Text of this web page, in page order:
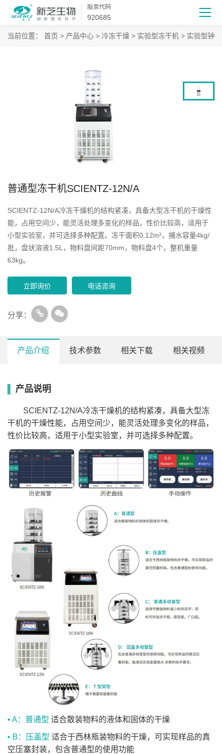
股票代码
920685
当前位置： 首页 > 产品中心 > 冷冻干燥 > 实验型冻干机 > 实验型钟
普通型冻干机SCIENTZ-12N/A
SCIENTZ-12N/A冷冻干燥机的结构紧凑，具备大型冻干机的干燥性
能，占用空间少，能灵活处理多变化的样品，性价比较高，适用于
小型实验室，并可选择多种配置。冻干面积0.12m²，捕水容量4kg/
批，盘状溶液1.5L，物料盘间距70mm，物料盘4个，整机重量
63kg。
立即询价 电话咨询
分享：
产品介绍 技术参数 相关下载 相关视频
产品说明
SCIENTZ-12N/A冷冻干燥机的结构紧凑，具备大型冻
干机的干燥性能，占用空间少，能灵活处理多变化的样品，
性价比较高，适用于小型实验室，并可选择多种配置。
• A：普通型 适合散装物料的液体和固体的干燥
• B：压盖型 适合于西林瓶装物料的干燥，可实现样品的真
空压塞封装，包含普通型的使用功能
型
型
歧管
歧管
型
型
歧管
歧管
冻干面积(㎡)
0.12 0.08 0.12 0.08 0.12 0.08 0.12
捕水容量(kg/
批）
3 3 3 4 4 4
西林瓶
装瓶量 Φ16mm480 285 480 285 480 285 480
285
Φ22mm260 165 260 165 260 165 260
165
茄形瓶数量
/ / 8 / 8
8
安瓿瓶接口
（只）
/ / / /
/
盘装溶液(L)
1.5 1 1.5
Φ180Φ200
物料盘间距
70 70 70 70 70
物料盘数量(个)
4
冷阱尺寸(mm)
冷阱最低温度
(℃)
≤-56（空载）
≤-56（空载）
≤-80（空载）
≤-80（空载）
极限真空度(Pa)
≤5（空载）
KW(220V50Hz)
1.4
环境温度(℃)
≤25
整机外形尺寸
(mm)
610(L)×482(W)×455(H)+440
-80℃整机外形
尺寸(mm)
800(L)×525(W)×755(H)+440
整机重量(kg)
57 63 63 70 65
特别说明
整机尺寸及重量均不含外置真空泵，B/D型冻干机整机
约为70mm)